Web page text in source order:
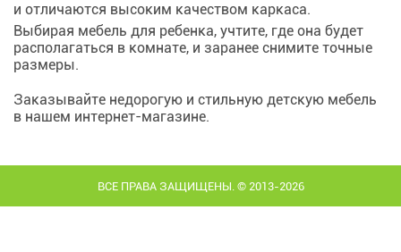
и отличаются высоким качеством каркаса.
Выбирая мебель для ребенка, учтите, где она будет
располагаться в комнате, и заранее снимите точные
размеры.
Заказывайте недорогую и стильную детскую мебель
в нашем интернет-магазине.
ВСЕ ПРАВА ЗАЩИЩЕНЫ. © 2013-2026